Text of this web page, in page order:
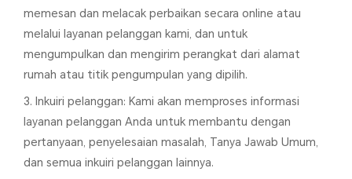
memesan dan melacak perbaikan secara online atau
melalui layanan pelanggan kami, dan untuk
mengumpulkan dan mengirim perangkat dari alamat
rumah atau titik pengumpulan yang dipilih.
3. Inkuiri pelanggan: Kami akan memproses informasi
layanan pelanggan Anda untuk membantu dengan
pertanyaan, penyelesaian masalah, Tanya Jawab Umum,
dan semua inkuiri pelanggan lainnya.